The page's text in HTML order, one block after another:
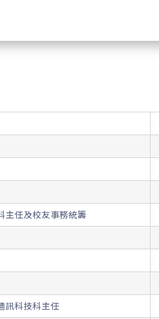
主任及校友事務統籌
訊科技科主任